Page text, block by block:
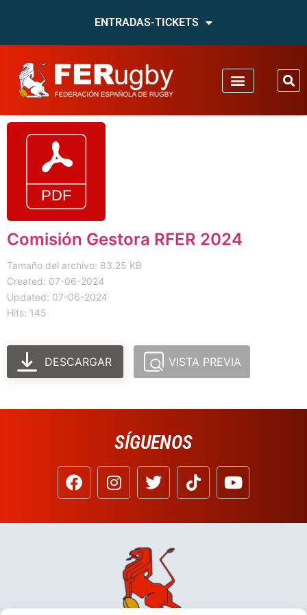
ENTRADAS-TICKETS
Comisión Gestora RFER 2024
Tamaño del archivo: 83.25 KB
Created: 07-06-2024
Updated: 07-06-2024
Hits: 145
DESCARGAR VISTA PREVIA
SÍGUENOS